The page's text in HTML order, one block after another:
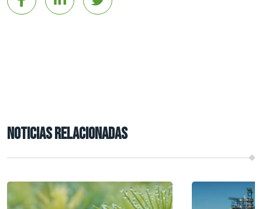
NOTICIAS RELACIONADAS